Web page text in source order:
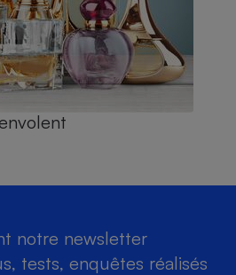
notre newsletter
tests, enquêtes réalisés